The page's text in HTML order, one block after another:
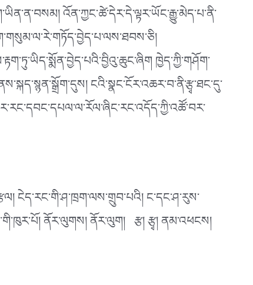
འོན་ཀྱང་ཚེ་དེར་དེ་ལྟར་ཡོང་རྒྱུ་མེད་པ་ནི་
ཁྱེད་ཀྱི་གཤོག་
ངའི་སྣང་ངོར་འཆར་བ་ནི་རྩྭ་ཐང་དུ་
ང་དང་ཤ་རུས་
ནོར་ལུགས། ནོར་ལུག། རྩ། རྩྭ། ནམ་འཕངས།